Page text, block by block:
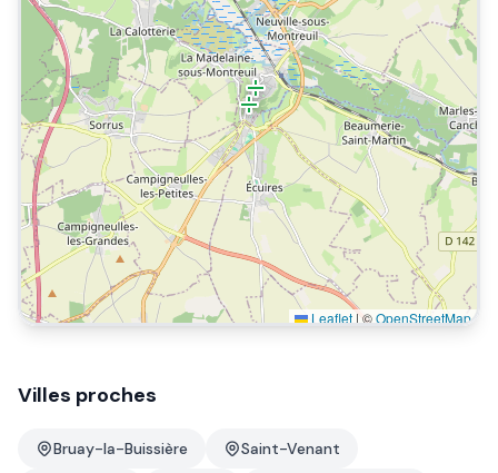
Leaflet | ©OpenStreetMap
Villes proches
Bruay-la-Buissière Saint-Venant